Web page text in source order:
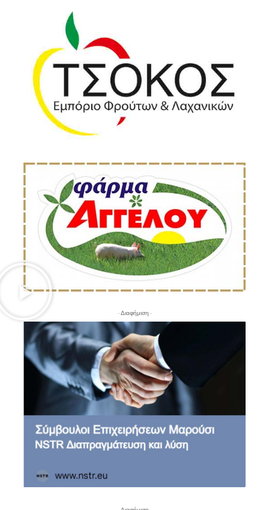
- Διαφήμιση -